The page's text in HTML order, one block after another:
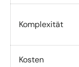
Komplexität
Kosten